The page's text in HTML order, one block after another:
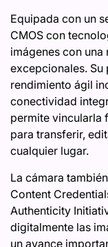
Equipada con un
CMOS con
imágenes con
excepcionales. Su
rendimiento ágil
conectividad
permite vincularla
para transferir,
cualquier lugar.
La cámara
Content
Authenticity
digitalmente las
un avance